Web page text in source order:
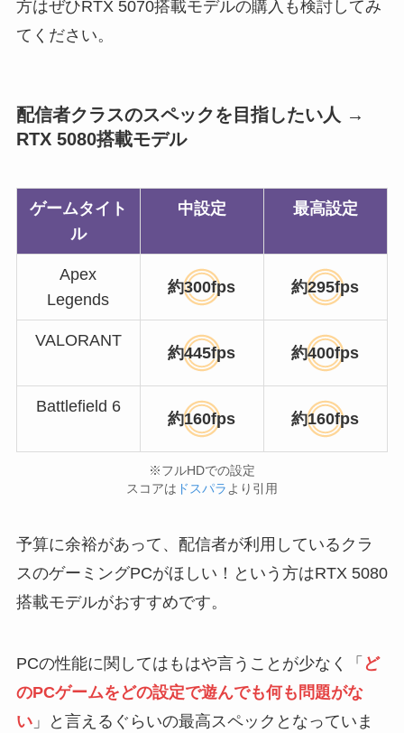
方はぜひRTX 5070搭載モデルの購入も検討してみ
てください。
配信者クラスのスペックを目指したい人 →
RTX 5080搭載モデル
ゲームタイト
ル
中設定 最高設定
Apex
Legends
約300fps 約295fps
VALORANT
約445fps 約400fps
Battlefield 6
約160fps 約160fps
※フルHDでの設定
スコアは ドスパラより引用
予算に余裕があって、配信者が利用しているクラ
スのゲーミングPCがほしい！という方はRTX 5080
搭載モデルがおすすめです。
PCの性能に関してはもはや言うことが少なく「 ど
のPCゲームをどの設定で遊んでも何も問題がな
い」と言えるぐらいの最高スペックとなっていま